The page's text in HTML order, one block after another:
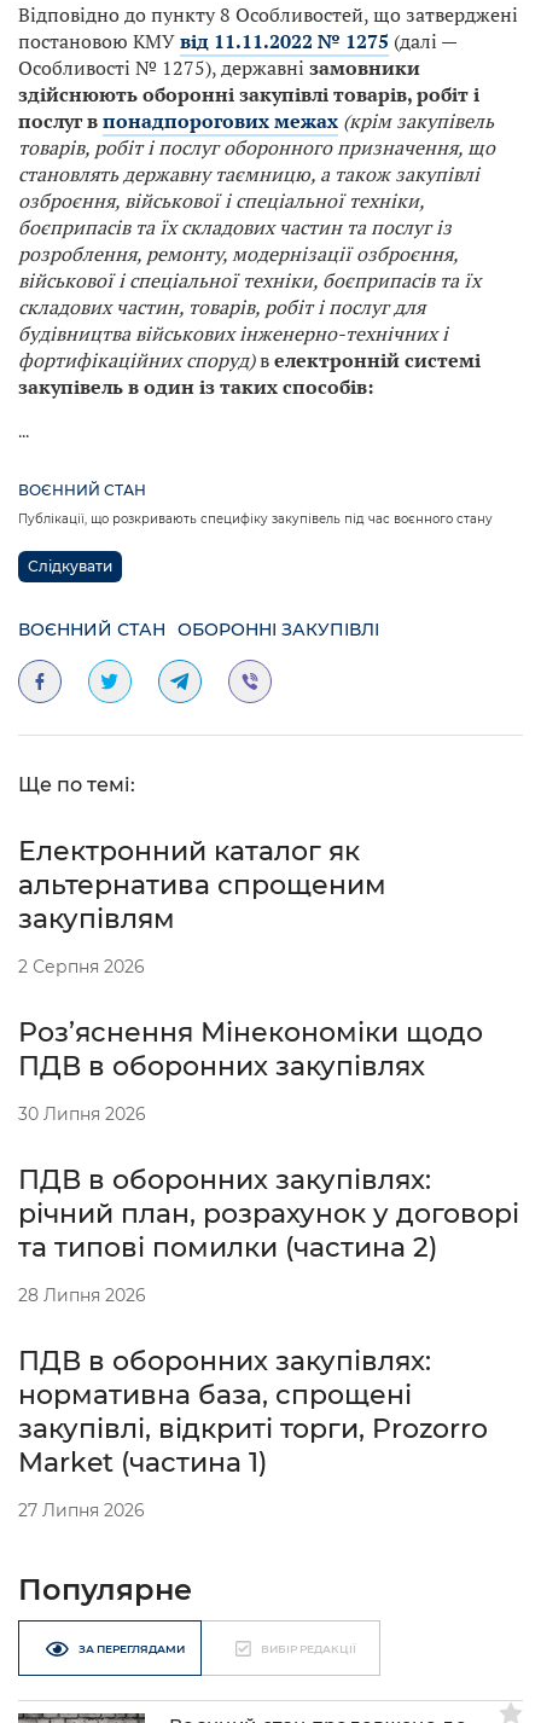
Відповідно до пункту 8 Особливостей, що затверджені
постановою КМУвід 11.11.2022 № 1275 (далі —
Особливості № 1275), державні замовники
здійснюють оборонні закупівлі товарів, робіт і
послуг впонадпорогових межах (крім закупівель
товарів, робіт і послуг оборонного призначення, що
становлять державну таємницю, а також закупівлі
озброєння, військової і спеціальної техніки,
боєприпасів та їх складових частин та послуг із
розроблення, ремонту, модернізації озброєння,
військової і спеціальної техніки, боєприпасів та їх
складових частин, товарів, робіт і послуг для
будівництва військових інженерно-технічних і
фортифікаційних споруд)велектронній системі
закупівель в один із таких способів:
...
ВОЄННИЙ СТАН
Публікації, що розкривають специфіку закупівель під час воєнного стану
Слідкувати
ВОЄННИЙ СТАН ОБОРОННІ ЗАКУПІВЛІ
Ще по темі:
Електронний каталог як
альтернатива спрощеним
закупівлям
2 Серпня 2026
Роз’яснення Мінекономіки щодо
ПДВ в оборонних закупівлях
30 Липня 2026
ПДВ в оборонних закупівлях:
річний план, розрахунок у договорі
та типові помилки (частина 2)
28 Липня 2026
ПДВ в оборонних закупівлях:
нормативна база, спрощені
закупівлі, відкриті торги, Prozorro
Market (частина 1)
27 Липня 2026
Популярне
ЗА ПЕРЕГЛЯДАМИ ВИБІР РЕДАКЦІЇ